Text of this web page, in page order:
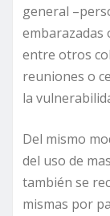
general
embarazadas
entre otros
reuniones o
la
Del mismo
del uso de
también se
mismas por